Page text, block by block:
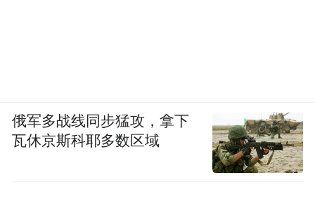
俄军多战线同步猛攻，拿下
瓦休京斯科耶多数区域